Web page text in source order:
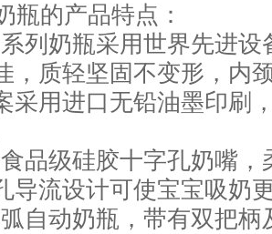
的产品特点：
列奶瓶采用世界先进设
，质轻坚固不变形，内
采用进口无铅油墨印刷
品级硅胶十字孔奶嘴，
导流设计可使宝宝吸奶
自动奶瓶，带有双把柄